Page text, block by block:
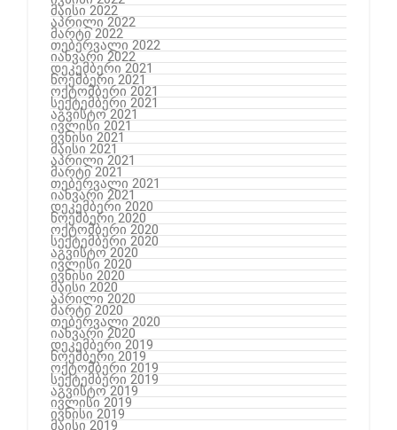
მაისი 2022
აპრილი 2022
მარტი 2022
თებერვალი 2022
იანვარი 2022
დეკემბერი 2021
ნოემბერი 2021
ოქტომბერი 2021
სექტემბერი 2021
აგვისტო 2021
ივლისი 2021
ივნისი 2021
მაისი 2021
აპრილი 2021
მარტი 2021
თებერვალი 2021
იანვარი 2021
დეკემბერი 2020
ნოემბერი 2020
ოქტომბერი 2020
სექტემბერი 2020
აგვისტო 2020
ივლისი 2020
ივნისი 2020
მაისი 2020
აპრილი 2020
მარტი 2020
თებერვალი 2020
იანვარი 2020
დეკემბერი 2019
ნოემბერი 2019
ოქტომბერი 2019
სექტემბერი 2019
აგვისტო 2019
ივლისი 2019
ივნისი 2019
მაისი 2019